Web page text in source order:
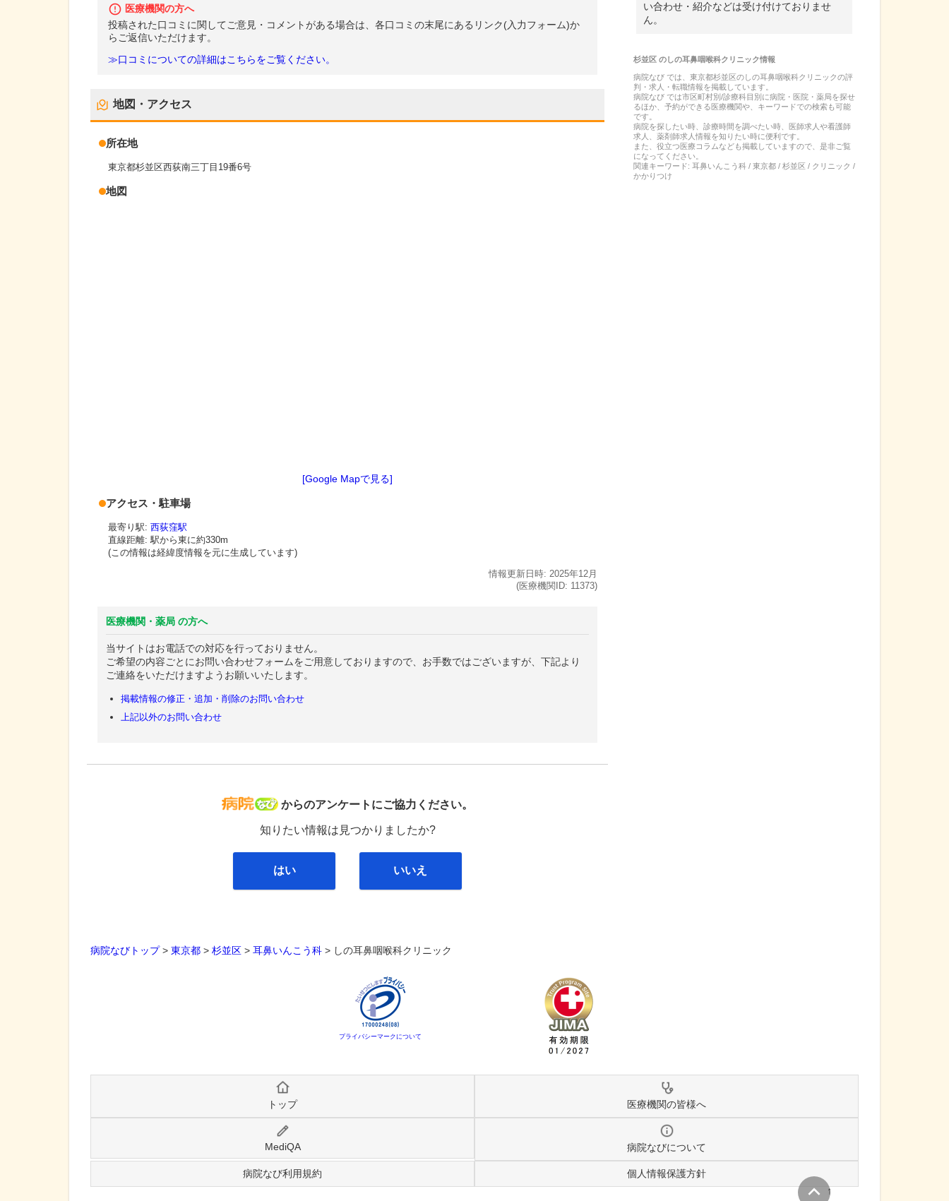
医療機関の方へ
投稿された口コミに関してご意見・コメントがある場合は、各口コミの末尾にあるリンク(入力フォーム)か
らご返信いただけます。
≫口コミについての詳細はこちらをご覧ください。
地図・アクセス
所在地
東京都杉並区西荻南三丁目19番6号
地図
[Google Mapで見る]
アクセス・駐車場
最寄り駅: 西荻窪駅
直線距離: 駅から東に約330m
(この情報は経緯度情報を元に生成しています)
情報更新日時: 2025年12月
(医療機関ID: 11373)
医療機関・薬局 の方へ
当サイトはお電話での対応を行っておりません。
ご希望の内容ごとにお問い合わせフォームをご用意しておりますので、お手数ではございますが、下記より
ご連絡をいただけますようお願いいたします。
掲載情報の修正・追加・削除のお問い合わせ
上記以外のお問い合わせ
病院なび
からのアンケートにご協力ください。
知りたい情報は見つかりましたか?
はい いいえ
い合わせ・紹介などは受け付けておりませ
ん。
杉並区のしの耳鼻咽喉科クリニック情報
病院なび では、 東京都杉並区のしの耳鼻咽喉科クリニックの評
判・求人・転職情報を掲載しています。
病院なび では市区町村別/診療科目別に病院・医院・薬局を探せ
るほか、予約ができる医療機関や、キーワードでの検索も可能
です。
病院を探したい時、診療時間を調べたい時、医師求人や看護師
求人、薬剤師求人情報を知りたい時に便利です。
また、役立つ医療コラムなども掲載していますので、是非ご覧
になってください。
関連キーワード: 耳鼻いんこう科 / 東京都 / 杉並区 / クリニック /
かかりつけ
↑
病院なびトップ> 東京都 > 杉並区 > 耳鼻いんこう科 > しの耳鼻咽喉科クリニック
プライバシーマークについて
トップ 医療機関の皆様へ
MediQA 病院なびについて
病院なび利用規約 個人情報保護方針